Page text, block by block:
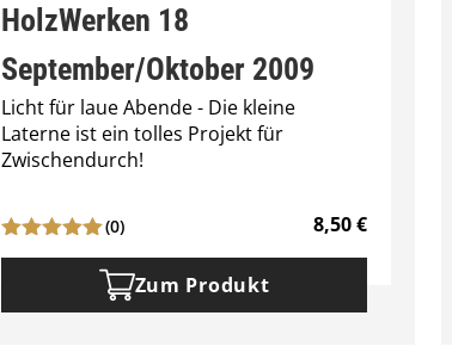
HolzWerken 18
September/Oktober 2009
Licht für laue Abende - Die kleine
Laterne ist ein tolles Projekt für
Zwischendurch!
(0) 8,50€
Zum Produkt